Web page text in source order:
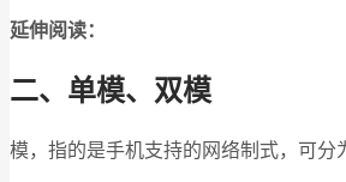
延伸阅读：
二、单模、双模
模，指的是手机支持的网络制式，可分